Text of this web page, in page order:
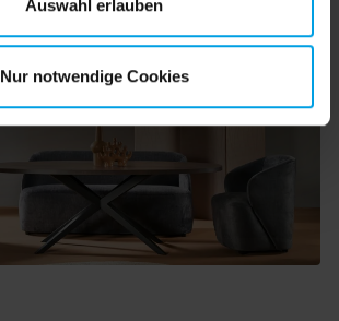
Auswahl erlauben
Nur notwendige Cookies